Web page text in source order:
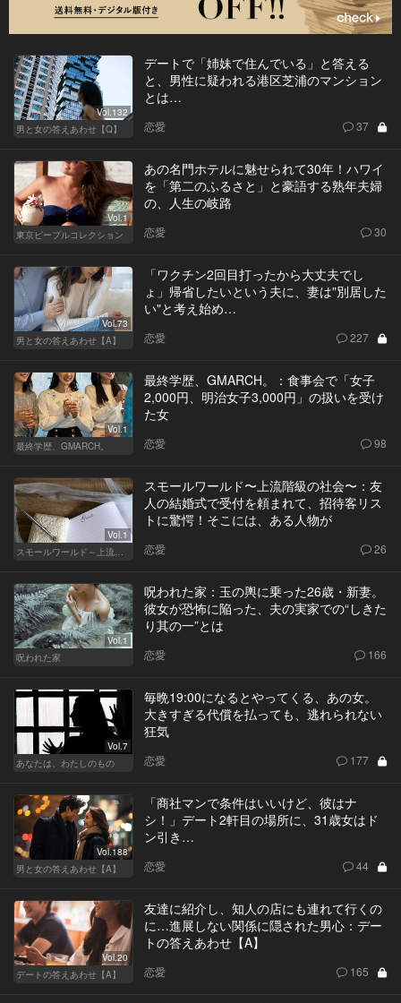
Vol.132
男と女の答えあわせ【Q】
デートで「姉妹で住んでいる」と答える
と、男性に疑われる港区芝浦のマンション
とは…
恋愛 37
Vol.1
東京ピープルコレクション
あの名門ホテルに魅せられて30年！ハワイ
を「第二のふるさと」と豪語する熟年夫婦
の、人生の岐路
恋愛 30
Vol.73
男と女の答えあわせ【A】
「ワクチン2回目打ったから大丈夫でし
ょ」帰省したいという夫に、妻は"別居した
い"と考え始め…
恋愛 227
Vol.1
最終学歴、GMARCH。
最終学歴、GMARCH。：食事会で「女子
2,000円、明治女子3,000円」の扱いを受け
た女
恋愛 98
Vol.1
スモールワールド〜上流階級の社会〜：友
人の結婚式で受付を頼まれて、招待客リス
トに驚愕！そこには、ある人物が
恋愛 26
Vol.1
呪われた家
呪われた家：玉の輿に乗った26歳・新妻。
彼女が恐怖に陥った、夫の実家での“しきた
り其の一”とは
恋愛 166
Vol.7
あなたは、わたしのもの
毎晩19:00になるとやってくる、あの女。
大きすぎる代償を払っても、逃れられない
狂気
恋愛 177
Vol.188
男と女の答えあわせ【A】
「商社マンで条件はいいけど、彼はナ
シ！」デート2軒目の場所に、31歳女はド
ン引き…
恋愛 44
Vol.20
デートの答えあわせ【A】
友達に紹介し、知人の店にも連れて行くの
に…進展しない関係に隠された男心：デー
トの答えあわせ【A】
恋愛 165